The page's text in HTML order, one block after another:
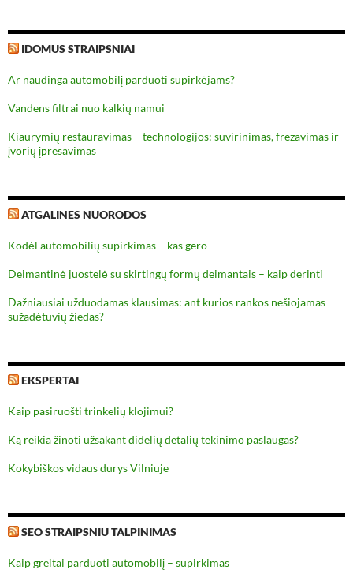
IDOMUS STRAIPSNIAI
Ar naudinga automobilį parduoti supirkėjams?
Vandens filtrai nuo kalkių namui
Kiaurymių restauravimas – technologijos: suvirinimas, frezavimas ir
įvorių įpresavimas
ATGALINES NUORODOS
Kodėl automobilių supirkimas – kas gero
Deimantinė juostelė su skirtingų formų deimantais – kaip derinti
Dažniausiai užduodamas klausimas: ant kurios rankos nešiojamas
sužadėtuvių žiedas?
EKSPERTAI
Kaip pasiruošti trinkelių klojimui?
Ką reikia žinoti užsakant didelių detalių tekinimo paslaugas?
Kokybiškos vidaus durys Vilniuje
SEO STRAIPSNIU TALPINIMAS
Kaip greitai parduoti automobilį – supirkimas